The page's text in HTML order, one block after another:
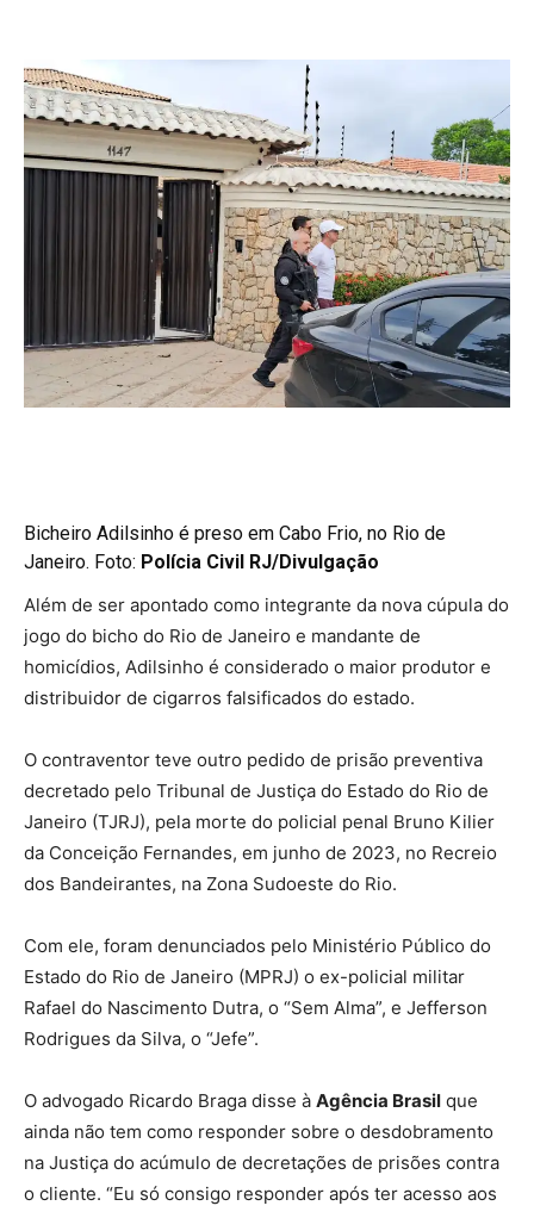
Bicheiro Adilsinho é preso em Cabo Frio, no Rio de
Janeiro. Foto: Polícia Civil RJ/Divulgação
Além de ser apontado como integrante da nova cúpula do
jogo do bicho do Rio de Janeiro e mandante de
homicídios, Adilsinho é considerado o maior produtor e
distribuidor de cigarros falsificados do estado.
O contraventor teve outro pedido de prisão preventiva
decretado pelo Tribunal de Justiça do Estado do Rio de
Janeiro (TJRJ), pela morte do policial penal Bruno Kilier
da Conceição Fernandes, em junho de 2023, no Recreio
dos Bandeirantes, na Zona Sudoeste do Rio.
Com ele, foram denunciados pelo Ministério Público do
Estado do Rio de Janeiro (MPRJ) o ex-policial militar
Rafael do Nascimento Dutra, o “Sem Alma”, e Jefferson
Rodrigues da Silva, o “Jefe”.
O advogado Ricardo Braga disse à Agência Brasil que
ainda não tem como responder sobre o desdobramento
na Justiça do acúmulo de decretações de prisões contra
o cliente. “Eu só consigo responder após ter acesso aos